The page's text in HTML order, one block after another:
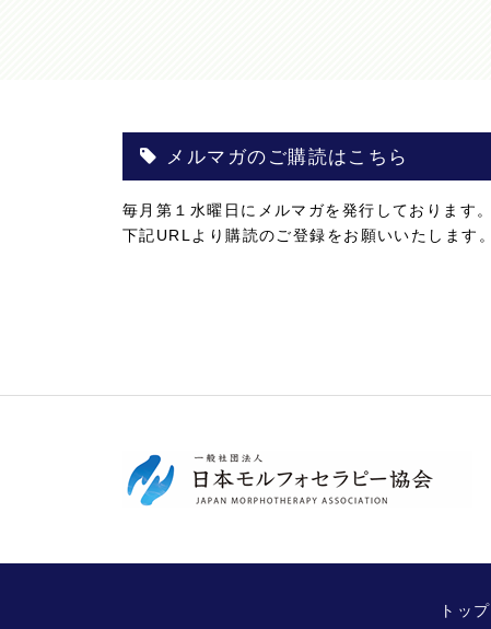
メルマガのご購読はこちら
毎月第１水曜日にメルマガを発行しております。
下記URLより購読のご登録をお願いいたします。
トップ